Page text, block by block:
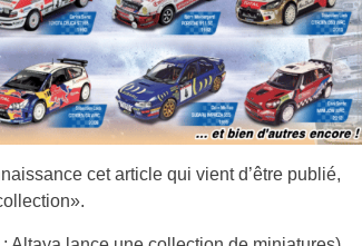
cet article qui vient d’être publié,